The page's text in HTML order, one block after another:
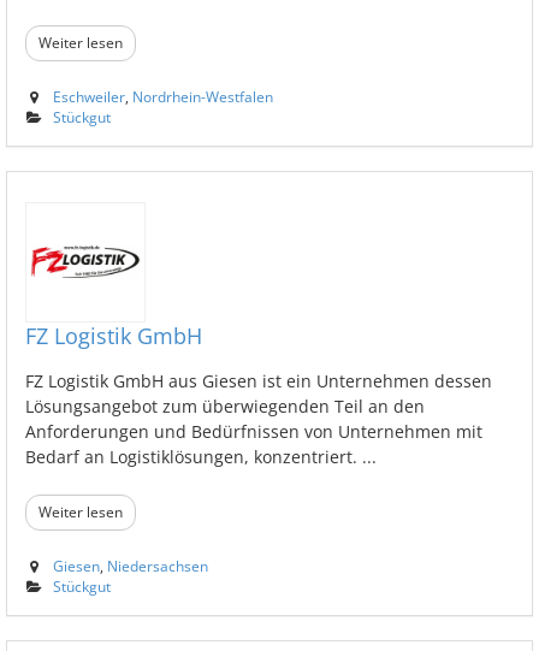
Weiter lesen
Eschweiler Nordrhein-Westfalen
Stückgut
FZ Logistik GmbH
FZ Logistik GmbH aus Giesen ist ein Unternehmen dessen
Lösungsangebot zum überwiegenden Teil an den
Anforderungen und Bedürfnissen von Unternehmen mit
Bedarf an Logistiklösungen, konzentriert. ...
Weiter lesen
Giesen Niedersachsen
Stückgut